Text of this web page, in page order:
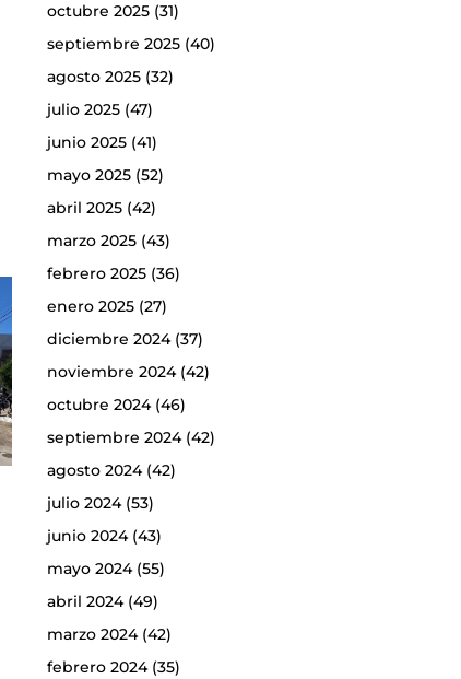
octubre 2025(31)
septiembre 2025(40)
agosto 2025(32)
julio 2025(47)
junio 2025(41)
mayo 2025(52)
abril 2025(42)
marzo 2025(43)
febrero 2025(36)
enero 2025(27)
diciembre 2024(37)
noviembre 2024(42)
octubre 2024(46)
septiembre 2024(42)
agosto 2024(42)
julio 2024(53)
junio 2024(43)
mayo 2024(55)
abril 2024(49)
marzo 2024(42)
febrero 2024(35)